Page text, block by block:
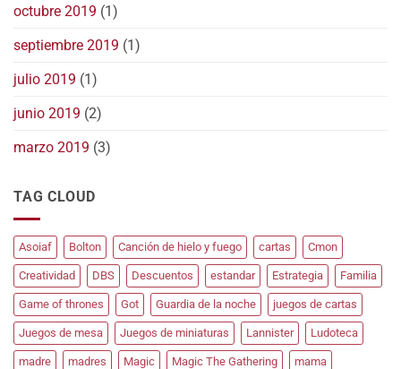
octubre 2019 (1)
septiembre 2019 (1)
julio 2019 (1)
junio 2019 (2)
marzo 2019 (3)
TAG CLOUD
Asoiaf Bolton Canción de hielo y fuego cartas Cmon
Creatividad DBS Descuentos estandar Estrategia Familia
Game of thrones Got Guardia de la noche juegos de cartas
Juegos de mesa Juegos de miniaturas Lannister Ludoteca
madre madres Magic Magic The Gathering mama